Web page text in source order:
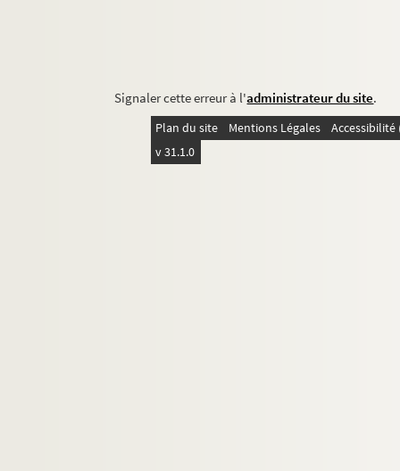
Signaler cette erreur à l'administrateur du site.
Plan du site Mentions Légales
v 31.1.0